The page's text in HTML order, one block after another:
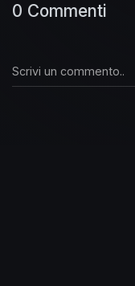
0 Commenti